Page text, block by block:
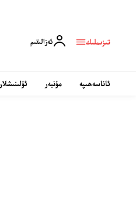
تىزىملىك ئەزالىقىم
ئاناسەھىپە مۇنبەر ئۇلىنىشلار